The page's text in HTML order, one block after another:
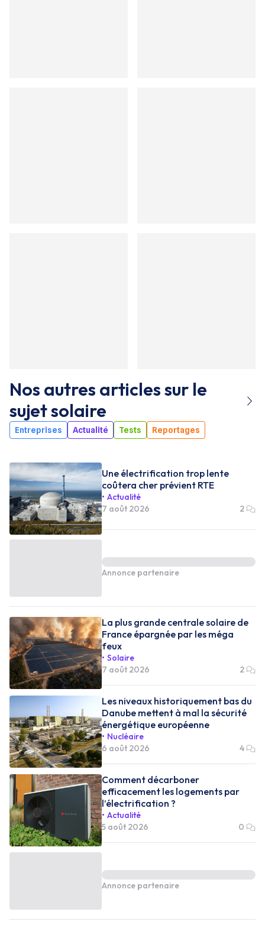
Nos autres articles sur le
sujetsolaire
Entreprises Actualité Tests Reportages
Une électrification trop lente
coûtera cher prévient RTE
Actualité
7 août 2026
2
Annonce partenaire
La plus grande centrale solaire de
France épargnée par les méga
feux
Solaire
7 août 2026
2
Les niveaux historiquement bas du
Danube mettent à mal la sécurité
énergétique européenne
Nucléaire
6 août 2026
4
Comment décarboner
efficacement les logements par
l’électrification ?
Actualité
5 août 2026
0
Annonce partenaire